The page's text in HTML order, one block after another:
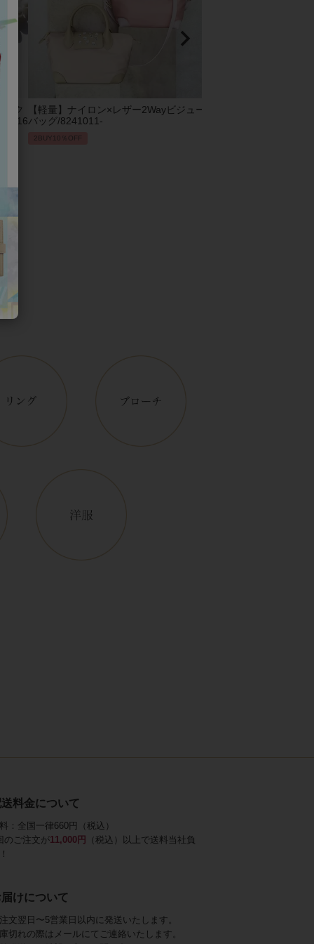
ック
【軽量】ナイロン×レザー2Wayビジュー
バッグ/8241011-
2BUY10％OFF
料金について
：全国一律660円（税込）
のご注文が11,000円
（税込）以上で送料当社負
けについて
文翌日〜5営業日以内に発送いたします。
切れの際はメールにてご連絡いたします。